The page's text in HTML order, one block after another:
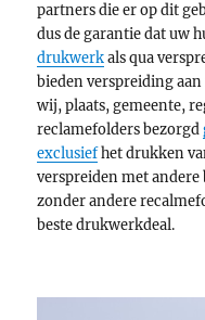
partners die er op dit
dus de garantie dat uw
drukwerkals qua
bieden verspreiding
wij, plaats, gemeente,
reclamefolders bezorgd
exclusiefhet drukken
verspreiden met
zonder andere
beste drukwerkdeal.